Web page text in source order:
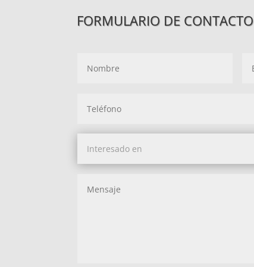
FORMULARIO DE CONTACTO